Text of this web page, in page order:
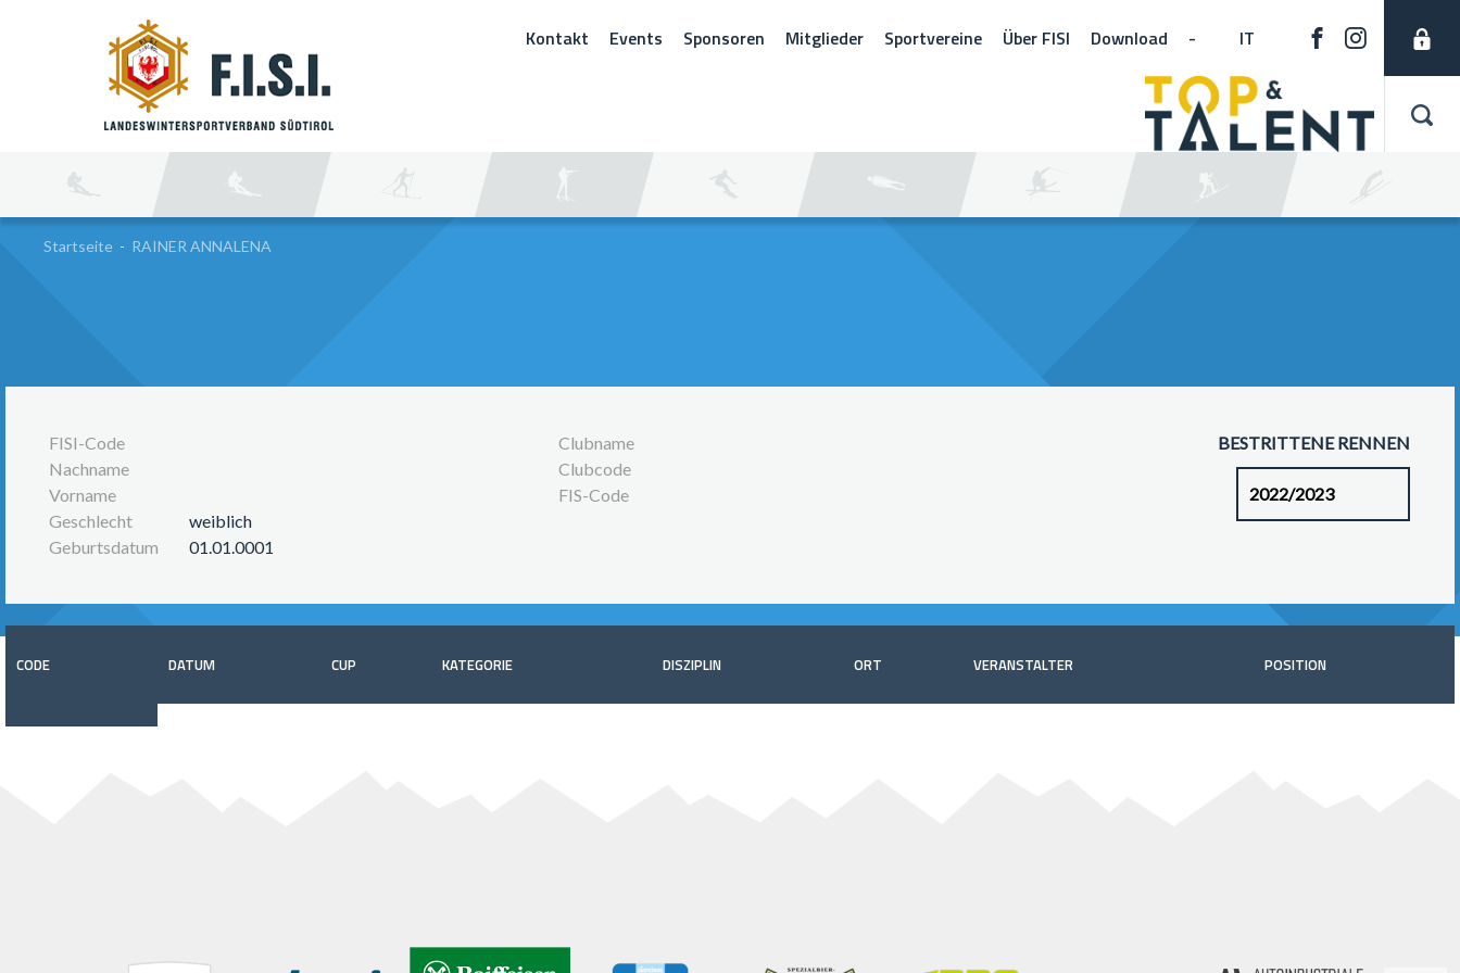
Kontakt Events Sponsoren Mitglieder Sportvereine Über FISI Download - IT
Startseite - RAINER ANNALENA
FISI-Code
Nachname
Vorname
Geschlecht
weiblich
Geburtsdatum
01.01.0001
Clubname
Clubcode
FIS-Code
BESTRITTENE RENNEN
CODE DATUM CUP KATEGORIE DISZIPLIN ORT VERANSTALTER POSITION